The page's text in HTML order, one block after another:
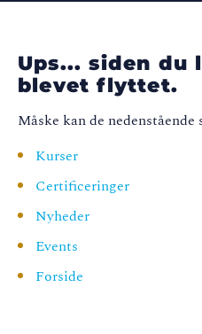
Ups... siden du
blevet flyttet.
Måske kan de
Kurser
Certificeringer
Nyheder
Events
Forside